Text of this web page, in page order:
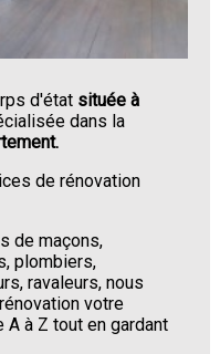
d'état située à
dans la
de rénovation
de maçons,
plombiers,
ravaleurs, nous
votre
à Z tout en gardant